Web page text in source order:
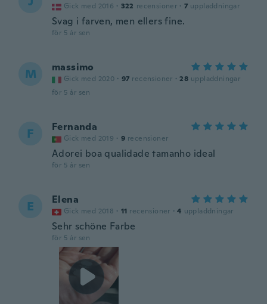
Gick med 2016 · 322 recensioner · 7 uppladdningar
Svag i farven, men ellers fine.
för 5 år sen
M massimo
Gick med 2020 · 97 recensioner · 28 uppladdningar
för 5 år sen
F Fernanda
Gick med 2019 · 9 recensioner
Adorei boa qualidade tamanho ideal
för 5 år sen
E Elena
Gick med 2018 · 11 recensioner · 4 uppladdningar
Sehr schöne Farbe
för 5 år sen